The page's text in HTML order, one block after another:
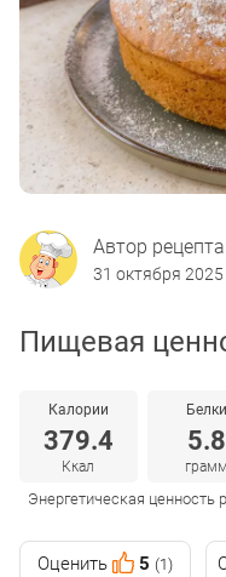
Автор
31 октября 2025
Пищевая
Калории
379.4
Ккал
Белки
5.8
грамм
Энергетическая ценность
Оценить 5 (1)